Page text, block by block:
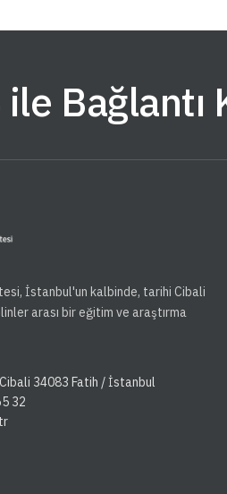
ile Bağlantı
İstanbul'un kalbinde, tarihi Cibali
arası bir eğitim ve araştırma
34083 Fatih / İstanbul
32